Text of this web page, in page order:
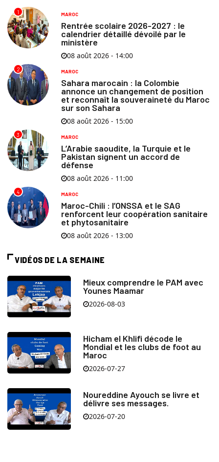
1 MAROC
Rentrée scolaire 2026-2027 : le
calendrier détaillé dévoilé par le
ministère
08 août 2026 - 14:00
2 MAROC
Sahara marocain : la Colombie
annonce un changement de position
et reconnaît la souveraineté du Maroc
sur son Sahara
08 août 2026 - 15:00
3 MAROC
L’Arabie saoudite, la Turquie et le
Pakistan signent un accord de
défense
08 août 2026 - 11:00
4 MAROC
Maroc-Chili : l’ONSSA et le SAG
renforcent leur coopération sanitaire
et phytosanitaire
08 août 2026 - 13:00
VIDÉOS DE LA SEMAINE
Mieux comprendre le PAM avec
Younes Maamar
2026-08-03
Hicham el Khlifi décode le
Mondial et les clubs de foot au
Maroc
2026-07-27
Noureddine Ayouch se livre et
délivre ses messages.
2026-07-20